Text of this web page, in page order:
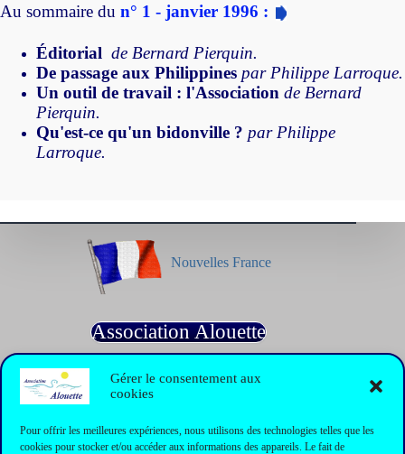
Gérer le consentement aux
cookies
Pour offrir les meilleures expériences, nous utilisons des technologies telles que les
cookies pour stocker et/ou accéder aux informations des appareils. Le fait de
Au sommaire du n° 1 - janvier 1996 :
Éditorial de Bernard Pierquin.
De passage aux Philippines par Philippe Larroque.
Un outil de travail : l'Association de Bernard
Pierquin.
Qu'est-ce qu'un bidonville ? par Philippe
Larroque.
Nouvelles France
Association Alouette